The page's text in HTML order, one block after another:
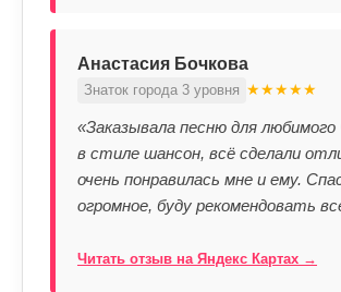
Анастасия Бочкова
Знаток города 3 уровня ★★★★★
«Заказывала песню для любимого
в стиле шансон, всё сделали
очень понравилась мне и ему.
огромное, буду рекомендовать
Читать отзыв на Яндекс Картах →